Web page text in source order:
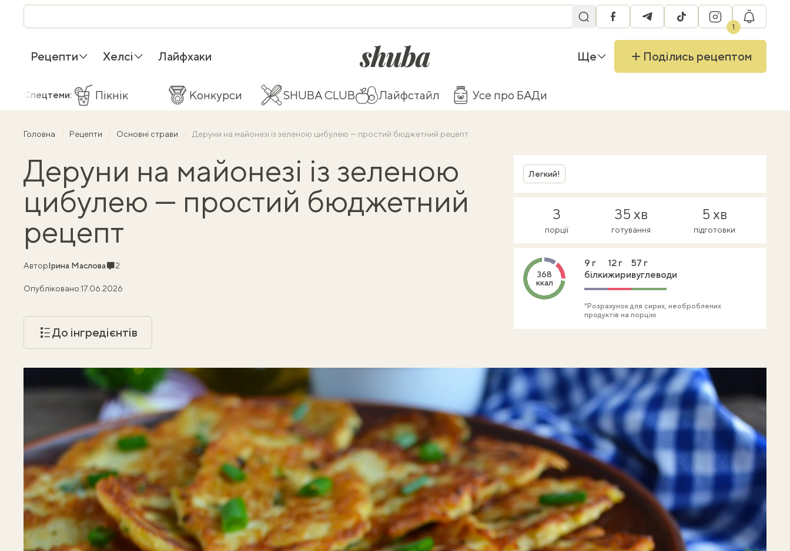
facebooktelegramtiktok instagram
1
Рецепти Хелсі Лайфхаки shuba.life Ще Поділись рецептом
Спецтеми: Пікнік Конкурси SHUBA CLUB Лайфстайл Усе про БАДи
Головна Рецепти Основні страви Деруни на майонезі із зеленою цибулею — простий бюджетний рецепт
Деруни на майонезі із зеленою
цибулею — простий бюджетний
рецепт
АвторІрина МасловаКоментарі
2
Опубліковано:17.06.2026
До інгредієнтів
Легкий!
3
порції
35 хв
готування
5 хв
підготовки
368
ккал
9 г
білки
12 г
жири
57 г
вуглеводи
*Розрахунок для сирих, необроблених
продуктів на порцію